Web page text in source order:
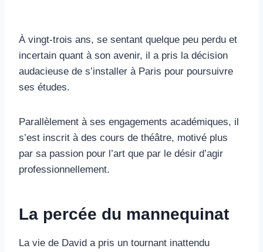
À vingt-trois ans, se sentant quelque peu perdu et
incertain quant à son avenir, il a pris la décision
audacieuse de s’installer à Paris pour poursuivre
ses études.
Parallèlement à ses engagements académiques, il
s’est inscrit à des cours de théâtre, motivé plus
par sa passion pour l’art que par le désir d’agir
professionnellement.
La percée du mannequinat
La vie de David a pris un tournant inattendu